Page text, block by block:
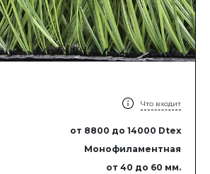
Что входит
от 8800 до 14000 Dtex
Монофиламентная
от 40 до 60 мм.